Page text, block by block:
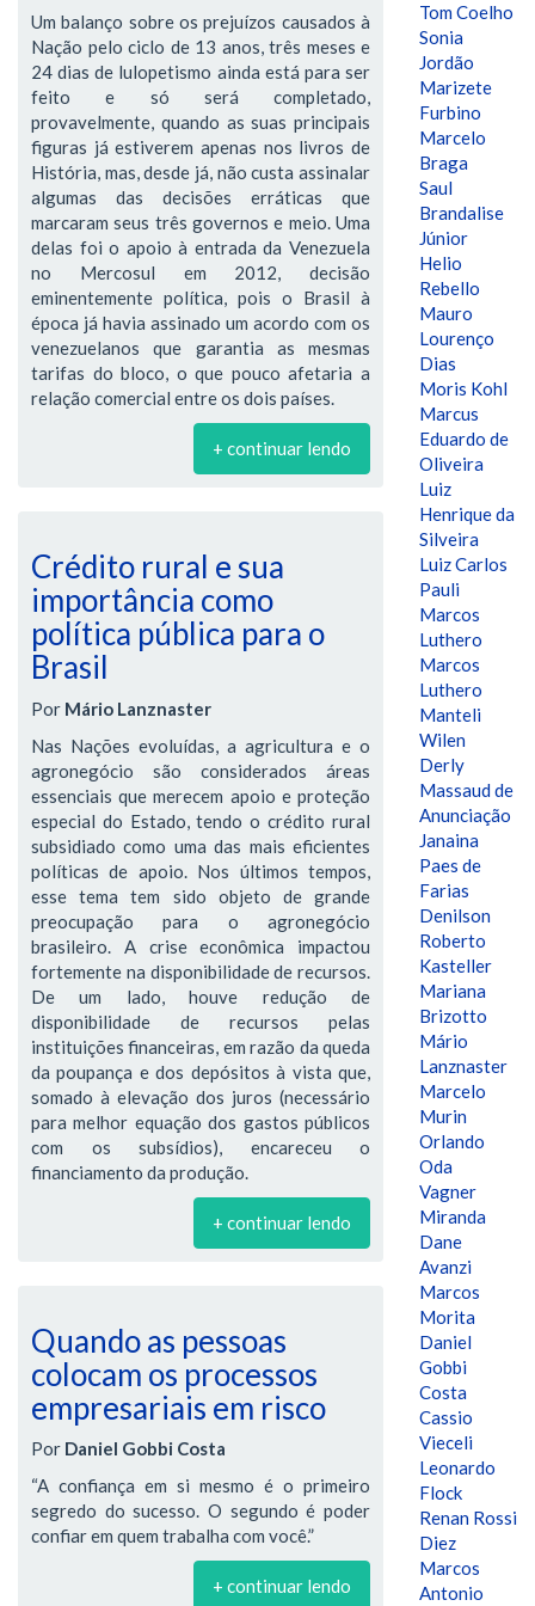
Um balanço sobre os prejuízos causados à
Nação pelo ciclo de 13 anos, três meses e
24 dias de lulopetismo ainda está para ser
feito e só será completado,
provavelmente, quando as suas principais
figuras já estiverem apenas nos livros de
História, mas, desde já, não custa assinalar
algumas das decisões erráticas que
marcaram seus três governos e meio. Uma
delas foi o apoio à entrada da Venezuela
no Mercosul em 2012, decisão
eminentemente política, pois o Brasil à
época já havia assinado um acordo com os
venezuelanos que garantia as mesmas
tarifas do bloco, o que pouco afetaria a
relação comercial entre os dois países.
+ continuar lendo
Crédito rural e sua
importância como
política pública para o
Brasil
Por Mário Lanznaster
Nas Nações evoluídas, a agricultura e o
agronegócio são considerados áreas
essenciais que merecem apoio e proteção
especial do Estado, tendo o crédito rural
subsidiado como uma das mais eficientes
políticas de apoio. Nos últimos tempos,
esse tema tem sido objeto de grande
preocupação para o agronegócio
brasileiro. A crise econômica impactou
fortemente na disponibilidade de recursos.
De um lado, houve redução de
disponibilidade de recursos pelas
instituições financeiras, em razão da queda
da poupança e dos depósitos à vista que,
somado à elevação dos juros (necessário
para melhor equação dos gastos públicos
com os subsídios), encareceu o
financiamento da produção.
+ continuar lendo
Quando as pessoas
colocam os processos
empresariais em risco
Por Daniel Gobbi Costa
“A confiança em si mesmo é o primeiro
segredo do sucesso. O segundo é poder
confiar em quem trabalha com você.”
+ continuar lendo
Tom Coelho
Sonia
Jordão
Marizete
Furbino
Marcelo
Braga
Saul
Brandalise
Júnior
Helio
Rebello
Mauro
Lourenço
Dias
Moris Kohl
Marcus
Eduardo de
Oliveira
Luiz
Henrique da
Silveira
Luiz Carlos
Pauli
Marcos
Luthero
Marcos
Luthero
Manteli
Wilen
Derly
Massaud de
Anunciação
Janaina
Paes de
Farias
Denilson
Roberto
Kasteller
Mariana
Brizotto
Mário
Lanznaster
Marcelo
Murin
Orlando
Oda
Vagner
Miranda
Dane
Avanzi
Marcos
Morita
Daniel
Gobbi
Costa
Cassio
Vieceli
Leonardo
Flock
Renan Rossi
Diez
Marcos
Antonio